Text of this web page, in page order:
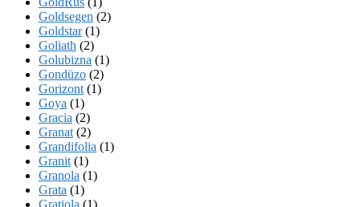
Goldsegen (2)
Goldstar(1)
Goliath (2)
Golubizna (1)
Gondüzo (2)
Gorizont (1)
Goya (1)
Gracia (2)
Granat (2)
Grandifolia (1)
Granit (1)
Granola (1)
Grata (1)
Gratiola (1)